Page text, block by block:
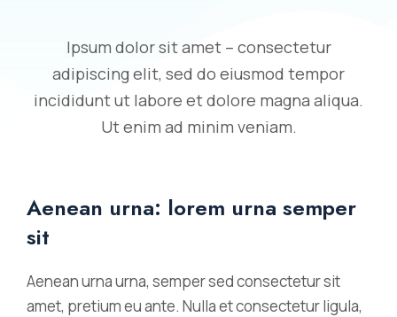
Ipsum dolor sit amet – consectetur
adipiscing elit, sed do eiusmod tempor
incididunt ut labore et dolore magna aliqua.
Ut enim ad minim veniam.
Aenean urna: lorem urna semper
sit
Aenean urna urna, semper sed consectetur sit
amet, pretium eu ante. Nulla et consectetur ligula,